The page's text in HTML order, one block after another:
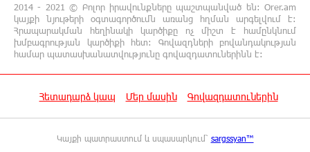
«ՀայաՔվեն» կանգնած է Հայ առաքելական
եկեղեցու պաշտպանության առաջնագծում.
մաս 2
16:26:52 7-08-2026
«ՀայաՔվեն» կանգնած է Հայ առաքելական
եկեղեցու պաշտպանության առաջնագծում
16:17:55 7-08-2026
2014 - 2021 © Բոլոր իրավունքները պաշտպանված են: Orer.am
կայքի նյութերի օգտագործումն առանց հղման արգելվում է:
Հրապարակման հեղինակի կարծիքը ոչ միշտ է համընկնում
խմբագրության կարծիքի հետ: Գովազդների բովանդակության
համար պատասխանատվությունը գովազդատուներինն է:
Հետադարձ կապ Մեր մասին Գովազդատուներին
Կայքի պատրաստում և սպասարկում՝ sargssyan™